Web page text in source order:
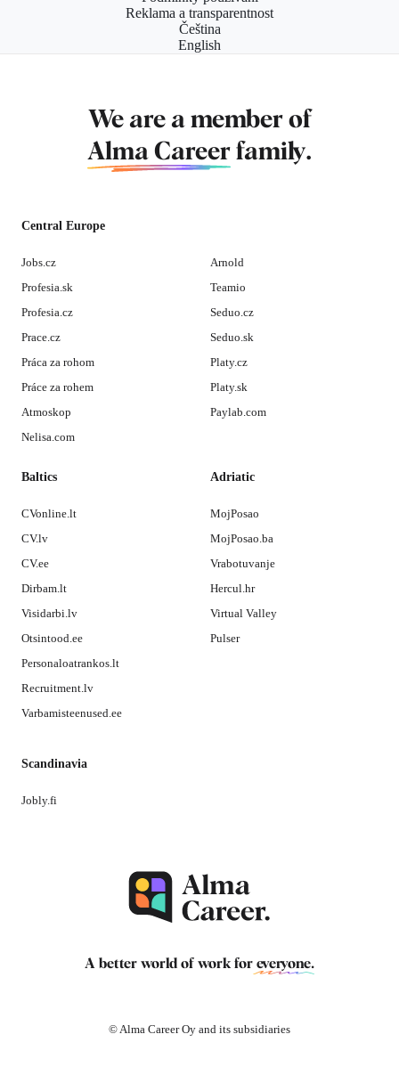
Reklama a transparentnost
Čeština
English
We are a member of
Alma Career family.
Central Europe
Jobs.cz
Profesia.sk
Profesia.cz
Prace.cz
Práca za rohom
Práce za rohem
Atmoskop
Nelisa.com
Arnold
Teamio
Seduo.cz
Seduo.sk
Platy.cz
Platy.sk
Paylab.com
Baltics
CVonline.lt
CV.lv
CV.ee
Dirbam.lt
Visidarbi.lv
Otsintood.ee
Personaloatrankos.lt
Recruitment.lv
Varbamisteenused.ee
Adriatic
MojPosao
MojPosao.ba
Vrabotuvanje
Hercul.hr
Virtual Valley
Pulser
Scandinavia
Jobly.fi
A better world of work for everyone.
© Alma Career Oy and its subsidiaries